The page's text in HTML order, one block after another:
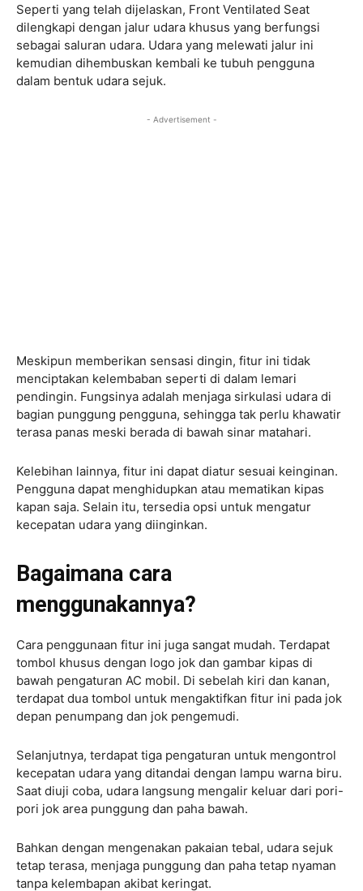
Seperti yang telah dijelaskan, Front Ventilated Seat
dilengkapi dengan jalur udara khusus yang berfungsi
sebagai saluran udara. Udara yang melewati jalur ini
kemudian dihembuskan kembali ke tubuh pengguna
dalam bentuk udara sejuk.
- Advertisement -
Meskipun memberikan sensasi dingin, fitur ini tidak
menciptakan kelembaban seperti di dalam lemari
pendingin. Fungsinya adalah menjaga sirkulasi udara di
bagian punggung pengguna, sehingga tak perlu khawatir
terasa panas meski berada di bawah sinar matahari.
Kelebihan lainnya, fitur ini dapat diatur sesuai keinginan.
Pengguna dapat menghidupkan atau mematikan kipas
kapan saja. Selain itu, tersedia opsi untuk mengatur
kecepatan udara yang diinginkan.
Bagaimana cara
menggunakannya?
Cara penggunaan fitur ini juga sangat mudah. Terdapat
tombol khusus dengan logo jok dan gambar kipas di
bawah pengaturan AC mobil. Di sebelah kiri dan kanan,
terdapat dua tombol untuk mengaktifkan fitur ini pada jok
depan penumpang dan jok pengemudi.
Selanjutnya, terdapat tiga pengaturan untuk mengontrol
kecepatan udara yang ditandai dengan lampu warna biru.
Saat diuji coba, udara langsung mengalir keluar dari pori-
pori jok area punggung dan paha bawah.
Bahkan dengan mengenakan pakaian tebal, udara sejuk
tetap terasa, menjaga punggung dan paha tetap nyaman
tanpa kelembapan akibat keringat.